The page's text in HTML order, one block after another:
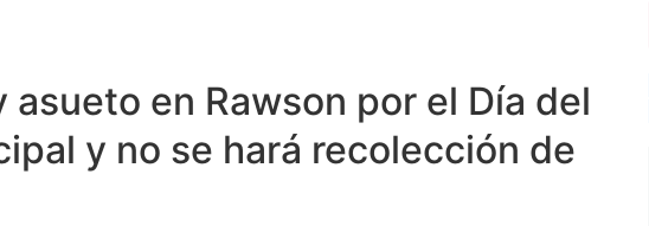
asueto en Rawson por el Día del
y no se hará recolección de